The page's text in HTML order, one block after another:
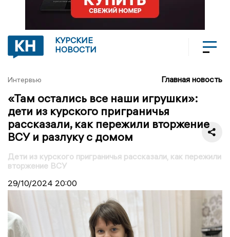
КУРСКИЕ
НОВОСТИ
Интервью Главная новость
«Там остались все наши игрушки»:
дети из курского приграничья
рассказали, как пережили вторжение
ВСУ и разлуку с домом
Дети из курского приграничья рассказали, как пережили
вторжение ВСУ
29/10/2024 20:00